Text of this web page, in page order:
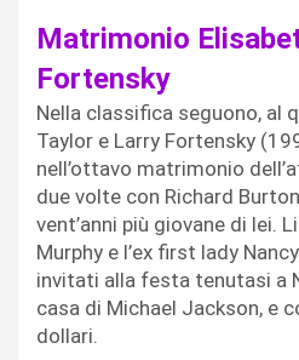
Matrimonio
Fortensky
Nella classifica seguono, al
Taylor e Larry Fortensky
nell’ottavo matrimonio
due volte con Richard
vent’anni più giovane di lei.
Murphy e l’ex first lady
invitati alla festa tenutasi a
casa di Michael Jackson, e
dollari.